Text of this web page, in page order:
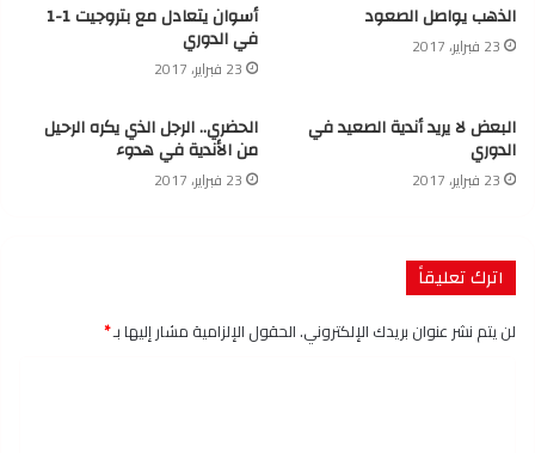
الذهب يواصل الصعود
23 فبراير، 2017
أسوان يتعادل مع بتروجيت 1-1
في الدوري
23 فبراير، 2017
البعض لا يريد أندية الصعيد في
الدوري
23 فبراير، 2017
الحضري.. الرجل الذي يكره الرحيل
من الأندية في هدوء
23 فبراير، 2017
اترك تعليقاً
لن يتم نشر عنوان بريدك الإلكتروني.الحقول الإلزامية مشار إليها بـ*